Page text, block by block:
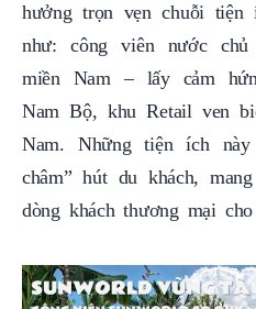
hưởng trọn vẹn chuỗi tiện
như: công viên nước
miền Nam – lấy cảm
Nam Bộ, khu Retail ven
Nam. Những tiện ích
châm” hút du khách,
dòng khách thương mại